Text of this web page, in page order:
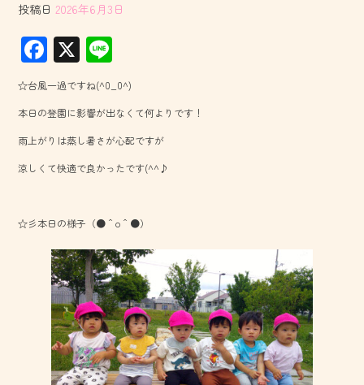
投稿日 2026年6月3日
F
ac
e
b
o
ok
X
ne
☆台風一過ですね(^0_0^)
本日の登園に影響が出なくて何よりです！
雨上がりは蒸し暑さが心配ですが
涼しくて快適で良かったです(^^♪
☆彡本日の様子（●＾o＾●）